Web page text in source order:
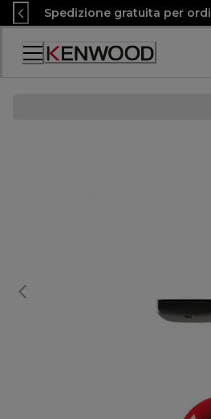
Skip
to
Content
Spedizione gratuita per
Accessibility